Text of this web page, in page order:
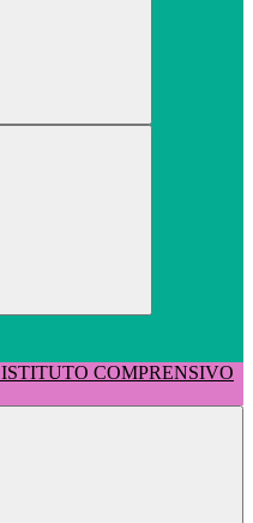
ISTITUTO COMPRENSIVO